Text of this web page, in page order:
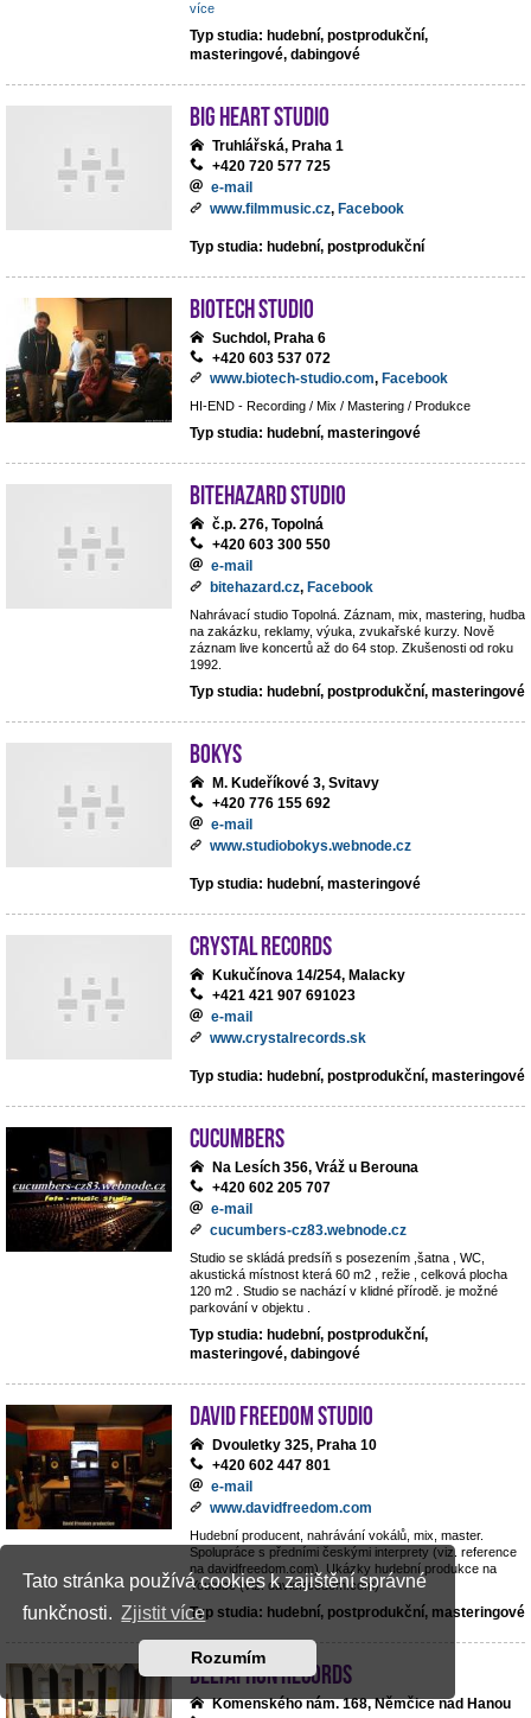
Tato stránka používá cookies k zajištění správné
funkčnosti. Zjistit více
Rozumím
více
Typ studia: hudební, postprodukční,
masteringové, dabingové
Big Heart Studio
Truhlářská, Praha 1
+420 720 577 725
e-mail
www.filmmusic.cz, Facebook
Typ studia: hudební, postprodukční
BIOTECH STUDIO
Suchdol, Praha 6
+420 603 537 072
www.biotech-studio.com, Facebook
HI-END - Recording / Mix / Mastering / Produkce
Typ studia: hudební, masteringové
BiteHazard Studio
č.p. 276, Topolná
+420 603 300 550
e-mail
bitehazard.cz, Facebook
Nahrávací studio Topolná. Záznam, mix, mastering, hudba
na zakázku, reklamy, výuka, zvukařské kurzy. Nově
záznam live koncertů až do 64 stop. Zkušenosti od roku
1992.
Typ studia: hudební, postprodukční, masteringové
BoKys
M. Kudeříkové 3, Svitavy
+420 776 155 692
e-mail
www.studiobokys.webnode.cz
Typ studia: hudební, masteringové
Crystal Records
Kukučínova 14/254, Malacky
+421 421 907 691023
e-mail
www.crystalrecords.sk
Typ studia: hudební, postprodukční, masteringové
cucumbers
Na Lesích 356, Vráž u Berouna
+420 602 205 707
e-mail
cucumbers-cz83.webnode.cz
Studio se skládá predsíň s posezením ,šatna , WC,
akustická místnost která 60 m2 , režie , celková plocha
120 m2 . Studio se nachází v klidné přírodě. je možné
parkování v objektu .
Typ studia: hudební, postprodukční,
masteringové, dabingové
David Freedom studio
Dvouletky 325, Praha 10
+420 602 447 801
e-mail
www.davidfreedom.com
Hudební producent, nahrávání vokálů, mix, master.
Spolupráce s předními českými interprety (viz. reference
na davidfreedom.com). Ukázky hudební produkce na
Youtube (viz. davidfreedom.com)
Typ studia: hudební, postprodukční, masteringové
Deltaphon records
Komenského nám. 168, Němčice nad Hanou